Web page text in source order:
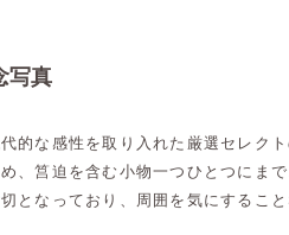
写真
的な感性を取り入れた厳選セレク
、筥迫を含む小物一つひとつにま
となっており、周囲を気にするこ